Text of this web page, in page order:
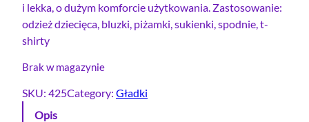
i lekka, o dużym komforcie użytkowania. Zastosowanie:
odzież dziecięca, bluzki, piżamki, sukienki, spodnie, t-
shirty
Brak w magazynie
SKU: 425Category: Gładki
Opis